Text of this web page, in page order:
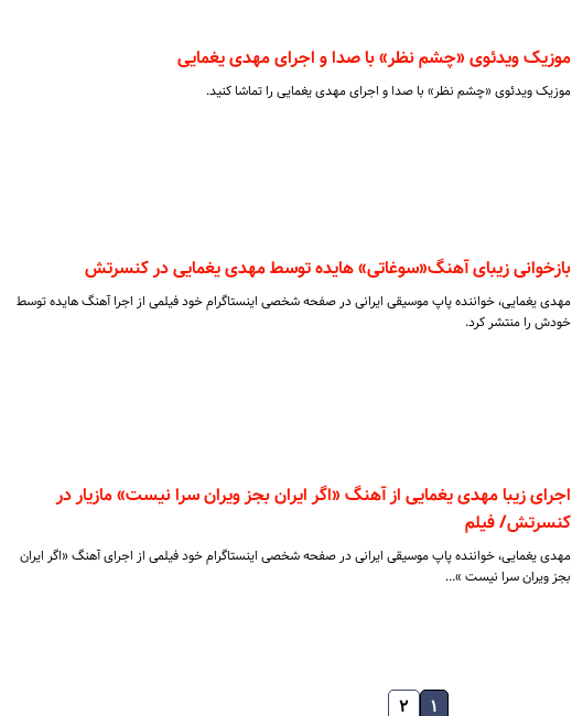
موزیک ویدئوی «چشم نظر» با صدا و اجرای مهدی یغمایی
موزیک ویدئوی «چشم نظر» با صدا و اجرای مهدی یغمایی را تماشا کنید.
بازخوانی زیبای آهنگ«سوغاتی» هایده توسط مهدی یغمایی در کنسرتش
مهدی یغمایی، خواننده پاپ موسیقی ایرانی در صفحه شخصی اینستاگرام خود فیلمی از اجرا آهنگ هایده توسط
خودش را منتشر کرد.
اجرای زیبا مهدی یغمایی از آهنگ «اگر ایران بجز ویران سرا نیست» مازیار در
کنسرتش/ فیلم
مهدی یغمایی، خواننده پاپ موسیقی ایرانی در صفحه شخصی اینستاگرام خود فیلمی از اجرای آهنگ «اگر ایران
بجز ویران سرا نیست »…
۱ ۲